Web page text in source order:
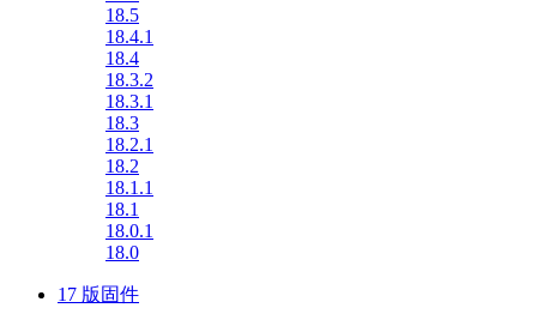
18.5
18.4.1
18.4
18.3.2
18.3.1
18.3
18.2.1
18.2
18.1.1
18.1
18.0.1
18.0
17 版固件